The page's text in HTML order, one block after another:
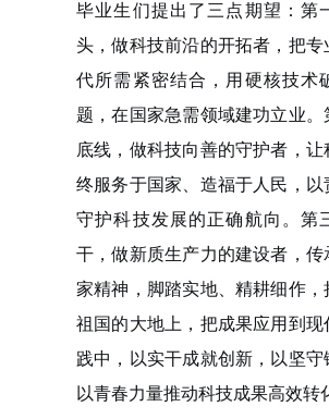
毕业生们提出了三点期望：第
头，做科技前沿的开拓者，把专
代所需紧密结合，用硬核技术
题，在国家急需领域建功立业。
底线，做科技向善的守护者，让
终服务于国家、造福于人民，以
守护科技发展的正确航向。第
干，做新质生产力的建设者，传
家精神，脚踏实地、精耕细作，
祖国的大地上，把成果应用到现
践中，以实干成就创新，以坚守
以青春力量推动科技成果高效转